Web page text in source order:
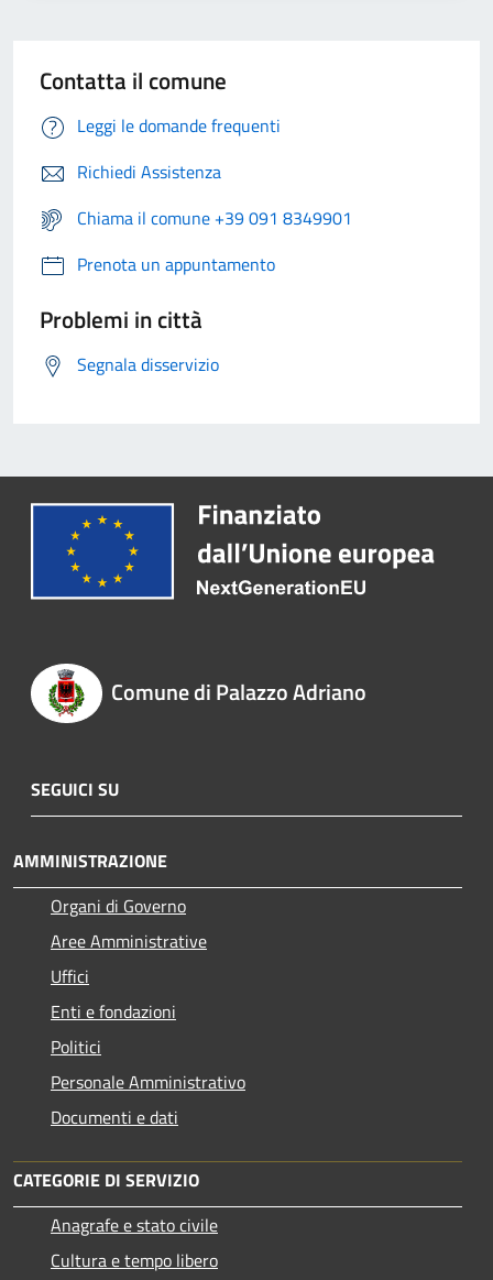
Contatta il comune
Leggi le domande frequenti
Richiedi Assistenza
Chiama il comune +39 091 8349901
Prenota un appuntamento
Problemi in città
Segnala disservizio
Comune di Palazzo Adriano
SEGUICI SU
AMMINISTRAZIONE
Organi di Governo
Aree Amministrative
Uffici
Enti e fondazioni
Politici
Personale Amministrativo
Documenti e dati
CATEGORIE DI SERVIZIO
Anagrafe e stato civile
Cultura e tempo libero